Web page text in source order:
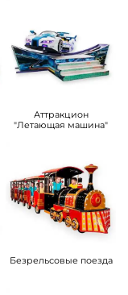
Аттракцион
"Летающая машина"
Безрельсовые поезда